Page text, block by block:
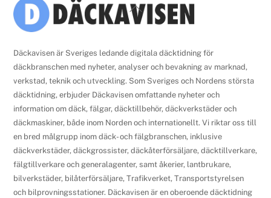
Back
To
Däckavisen är Sveriges ledande digitala däcktidning för
däckbranschen med nyheter, analyser och bevakning av marknad,
verkstad, teknik och utveckling. Som Sveriges och Nordens största
däcktidning, erbjuder Däckavisen omfattande nyheter och
information om däck, fälgar, däcktillbehör, däckverkstäder och
däckmaskiner, både inom Norden och internationellt. Vi riktar oss till
en bred målgrupp inom däck- och fälgbranschen, inklusive
däckverkstäder, däckgrossister, däckåterförsäljare, däcktillverkare,
fälgtillverkare och generalagenter, samt åkerier, lantbrukare,
bilverkstäder, bilåterförsäljare, Trafikverket, Transportstyrelsen
och bilprovningsstationer. Däckavisen är en oberoende däcktidning